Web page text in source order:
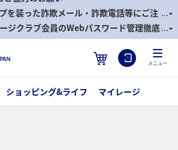
を装った詐欺メール・詐欺電話等にご注
ジクラブ会員のWebパスワード管理徹底
対策推奨のお知らせ
メニュー
ショッピング&ライフ マイレージ